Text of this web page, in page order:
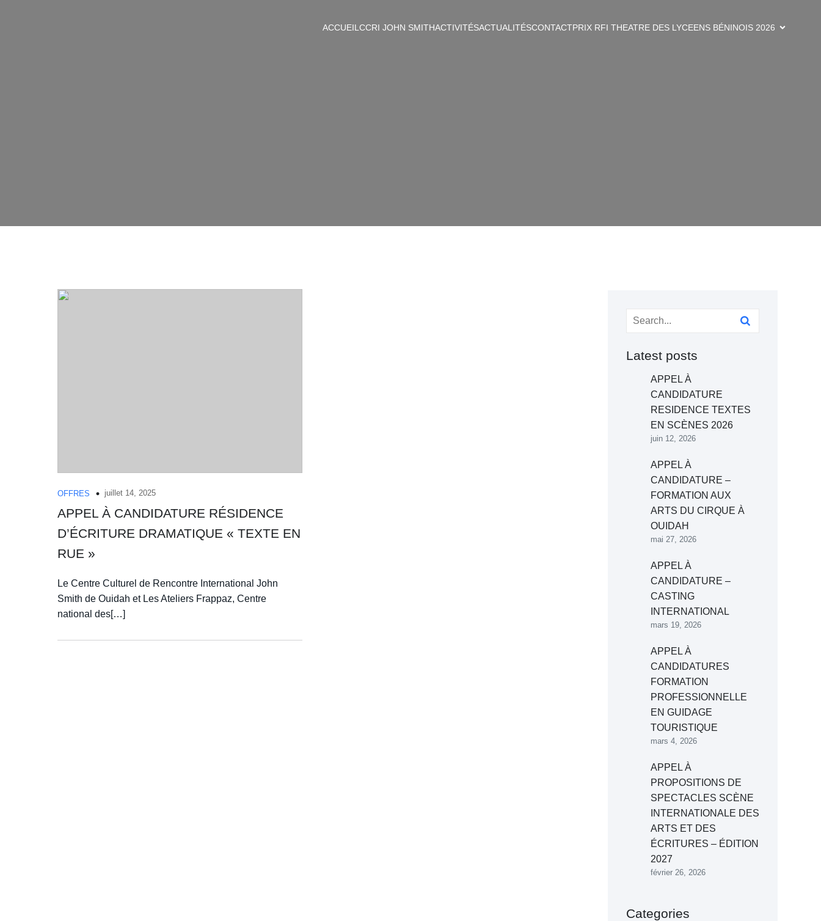
ACCUEIL CCRI JOHN SMITHACTIVITÉSACTUALITÉSCONTACTPRIX RFI THEATRE DES LYCEENS BÉNINOIS 2026
OFFRES juillet 14, 2025
APPEL À CANDIDATURE RÉSIDENCE
D’ÉCRITURE DRAMATIQUE « TEXTE EN
RUE »
Le Centre Culturel de Rencontre International John
Smith de Ouidah et Les Ateliers Frappaz, Centre
national des[…]
Latest posts
APPEL À
CANDIDATURE
RESIDENCE TEXTES
EN SCÈNES 2026
juin 12, 2026
APPEL À
CANDIDATURE –
FORMATION AUX
ARTS DU CIRQUE À
OUIDAH
mai 27, 2026
APPEL À
CANDIDATURE –
CASTING
INTERNATIONAL
mars 19, 2026
APPEL À
CANDIDATURES
FORMATION
PROFESSIONNELLE
EN GUIDAGE
TOURISTIQUE
mars 4, 2026
APPEL À
PROPOSITIONS DE
SPECTACLES SCÈNE
INTERNATIONALE DES
ARTS ET DES
ÉCRITURES – ÉDITION
2027
février 26, 2026
Categories